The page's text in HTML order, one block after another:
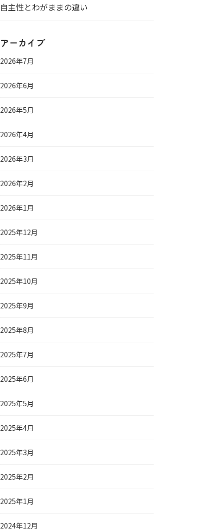
自主性とわがままの違い
アーカイブ
2026年7月
2026年6月
2026年5月
2026年4月
2026年3月
2026年2月
2026年1月
2025年12月
2025年11月
2025年10月
2025年9月
2025年8月
2025年7月
2025年6月
2025年5月
2025年4月
2025年3月
2025年2月
2025年1月
2024年12月